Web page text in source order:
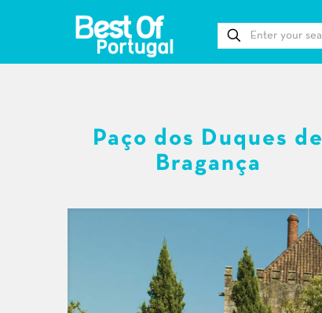
Paço dos Duques de
Bragança